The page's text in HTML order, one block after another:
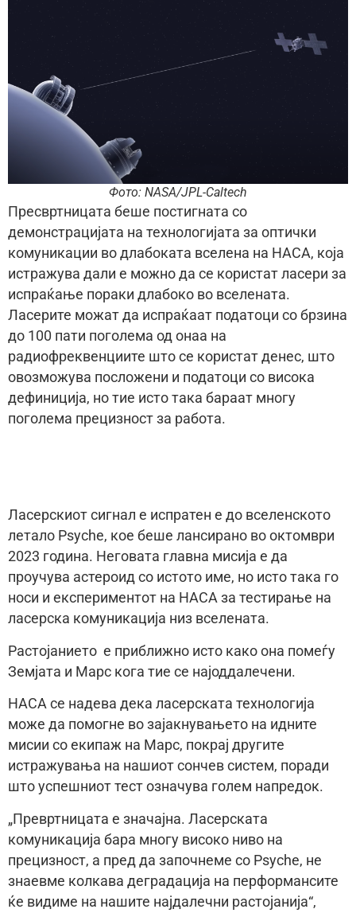
Фото: NASA/JPL-Caltech
Пресвртницата беше постигната со
демонстрацијата на технологијата за оптички
комуникации во длабоката вселена на НАСА, која
истражува дали е можно да се користат ласери за
испраќање пораки длабоко во вселената.
Ласерите можат да испраќаат податоци со брзина
до 100 пати поголема од онаа на
радиофреквенциите што се користат денес, што
овозможува посложени и податоци со висока
дефиниција, но тие исто така бараат многу
поголема прецизност за работа.
Ласерскиот сигнал е испратен е до вселенското
летало Psyche, кое беше лансирано во октомври
2023 година. Неговата главна мисија е да
проучува астероид со истото име, но исто така го
носи и експериментот на НАСА за тестирање на
ласерска комуникација низ вселената.
Растојанието е приближно исто како она помеѓу
Земјата и Марс кога тие се најоддалечени.
НАСА се надева дека ласерската технологија
може да помогне во зајакнувањето на идните
мисии со екипаж на Марс, покрај другите
истражувања на нашиот сончев систем, поради
што успешниот тест означува голем напредок.
„Превртницата е значајна. Ласерската
комуникација бара многу високо ниво на
прецизност, а пред да започнеме со Psyche, не
знаевме колкава деградација на перформансите
ќе видиме на нашите најдалечни растојанија“,